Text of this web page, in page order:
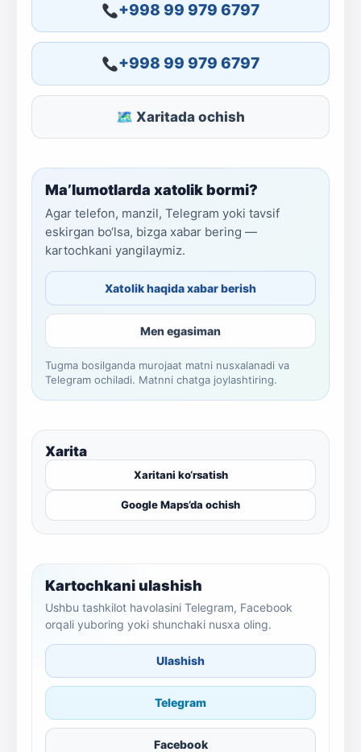
+998 99 979 6797
+998 99 979 6797
🗺 Xaritada ochish
Ma’lumotlarda xatolik bormi?
Agar telefon, manzil, Telegram yoki tavsif
eskirgan bo‘lsa, bizga xabar bering —
kartochkani yangilaymiz.
Xatolik haqida xabar berish
Men egasiman
Tugma bosilganda murojaat matni nusxalanadi va
Telegram ochiladi. Matnni chatga joylashtiring.
Xarita
Xaritani ko‘rsatish
Google Maps’da ochish
Kartochkani ulashish
Ushbu tashkilot havolasini Telegram, Facebook
orqali yuboring yoki shunchaki nusxa oling.
Ulashish
Telegram
Facebook